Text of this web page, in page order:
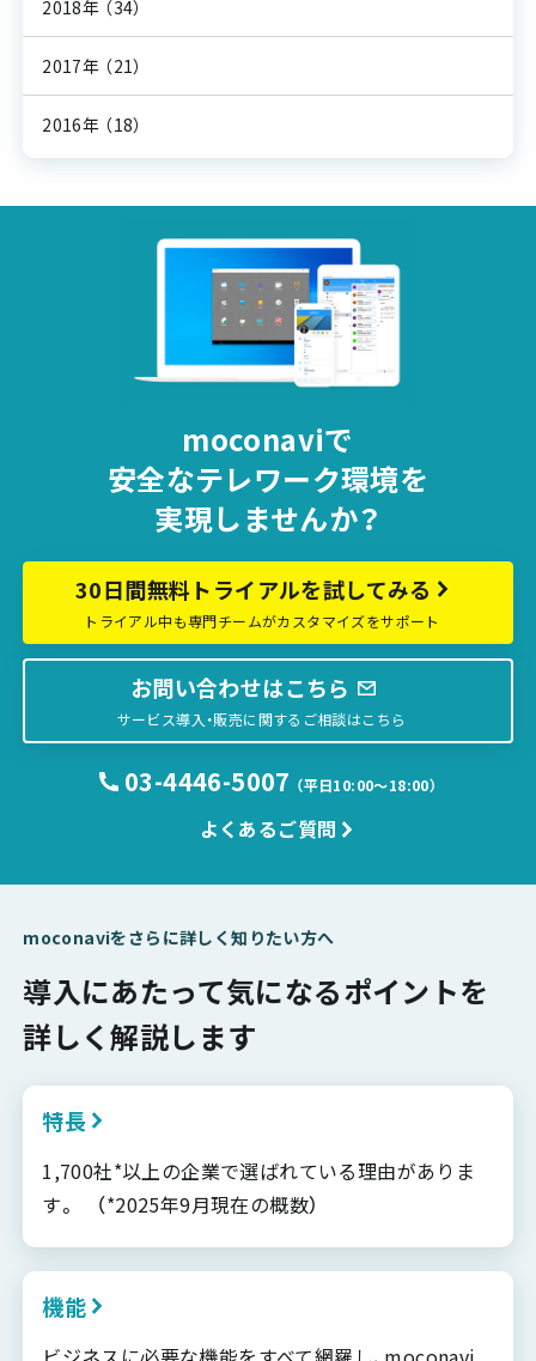
2018年 （34）
2017年 （21）
2016年 （18）
moconaviで
安全なテレワーク環境を
実現しませんか？
30日間無料トライアルを試してみる
トライアル中も専門チームがカスタマイズをサポート
お問い合わせはこちら
サービス導入・販売に関するご相談はこちら
03-4446-5007 （平日10:00〜18:00）
よくあるご質問
moconaviをさらに詳しく知りたい方へ
導入にあたって気になるポイントを
詳しく解説します
特長
1,700社*以上の企業で選ばれている理由がありま
す。 （*2025年9月現在の概数）
機能